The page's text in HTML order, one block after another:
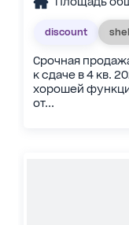
discount
Срочная
к сдаче в 4 кв.
хорошей
от...